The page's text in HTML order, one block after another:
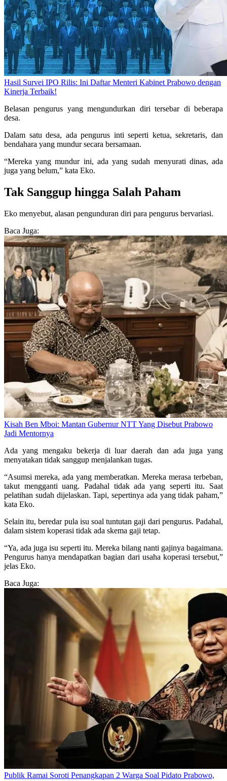
Hasil Survei IPO Rilis: Ini Daftar Menteri Kabinet Prabowo dengan
Kinerja Terbaik!
Belasan pengurus yang mengundurkan diri tersebar di beberapa
desa.
Dalam satu desa, ada pengurus inti seperti ketua, sekretaris, dan
bendahara yang mundur secara bersamaan.
“Mereka yang mundur ini, ada yang sudah menyurati dinas, ada
juga yang belum,” kata Eko.
Tak Sanggup hingga Salah Paham
Eko menyebut, alasan pengunduran diri para pengurus bervariasi.
Baca Juga:
Kisah Ben Mboi: Mantan Gubernur NTT Yang Disebut Prabowo
Jadi Mentornya
Ada yang mengaku bekerja di luar daerah dan ada juga yang
menyatakan tidak sanggup menjalankan tugas.
“Asumsi mereka, ada yang memberatkan. Mereka merasa terbeban,
takut mengganti uang. Padahal tidak ada yang seperti itu. Saat
pelatihan sudah dijelaskan. Tapi, sepertinya ada yang tidak paham,”
kata Eko.
Selain itu, beredar pula isu soal tuntutan gaji dari pengurus. Padahal,
dalam sistem koperasi tidak ada skema gaji tetap.
“Ya, ada juga isu seperti itu. Mereka bilang nanti gajinya bagaimana.
Pengurus hanya mendapatkan bagian dari usaha koperasi tersebut,”
jelas Eko.
Baca Juga:
Publik Ramai Soroti Penangkapan 2 Warga Soal Pidato Prabowo,